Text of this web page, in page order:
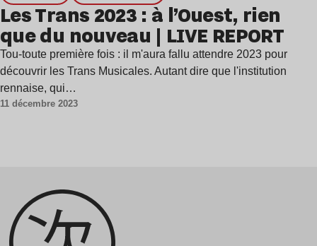
Les Trans 2023 : à l’Ouest, rien
que du nouveau | LIVE REPORT
Tou-toute première fois : il m'aura fallu attendre 2023 pour
découvrir les Trans Musicales. Autant dire que l'institution
rennaise, qui…
11 décembre 2023